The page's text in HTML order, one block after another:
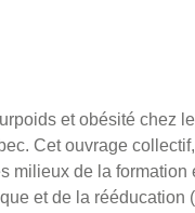
et obésité chez
Cet ouvrage
milieux de la
et de la